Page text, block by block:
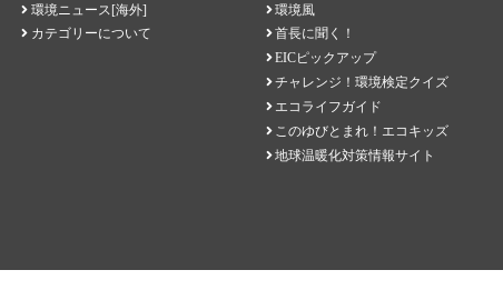
環境ニュース[海外]
カテゴリーについて
環境風
首長に聞く！
EICピックアップ
チャレンジ！環境検定クイズ
エコライフガイド
このゆびとまれ！エコキッズ
地球温暖化対策情報サイト